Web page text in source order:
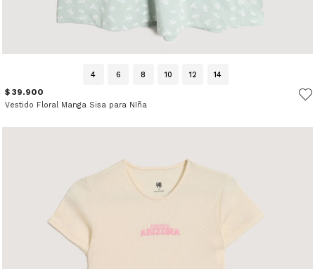
4 6 8 10 12 14
$ 39.900
Vestido Floral Manga Sisa para NIña